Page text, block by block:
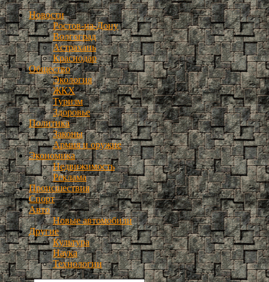
Новости
Ростов-на-Дону
Волгоград
Астрахань
Краснодар
Общество
Экология
ЖКХ
Туризм
Здоровье
Политика
Законы
Армия и оружие
Экономика
Недвижимость
Реклама
Происшествия
Спорт
Авто
Новые автомобили
Другие
Культура
Наука
Технологии